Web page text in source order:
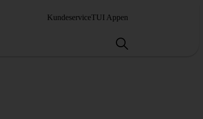
KundeserviceTUI Appen